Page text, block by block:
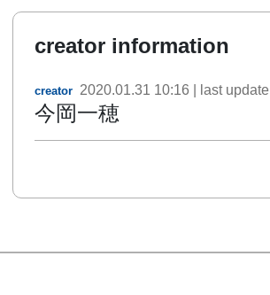
creator information
creator 2020.01.31 10:16 | last update
今岡一穂